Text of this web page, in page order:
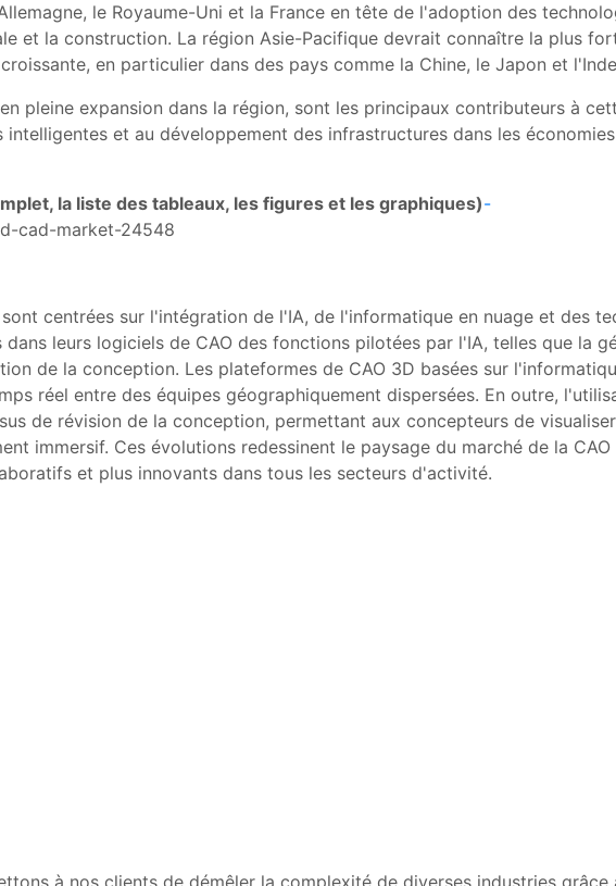
le Royaume-Uni et la France en tête de l'adoption des
et la construction. La région Asie-Pacifique devrait connaître la plus
en particulier dans des pays comme la Chine, le Japon et
pleine expansion dans la région, sont les principaux contributeurs à
et au développement des infrastructures dans les
la liste des tableaux, les figures et les graphiques)-
cad-market-24548
centrées sur l'intégration de l'IA, de l'informatique en nuage et des
leurs logiciels de CAO des fonctions pilotées par l'IA, telles que la
de la conception. Les plateformes de CAO 3D basées sur
réel entre des équipes géographiquement dispersées. En outre,
de révision de la conception, permettant aux concepteurs de
immersif. Ces évolutions redessinent le paysage du marché de la
et plus innovants dans tous les secteurs d'activité.
à nos clients de démêler la complexité de diverses industries